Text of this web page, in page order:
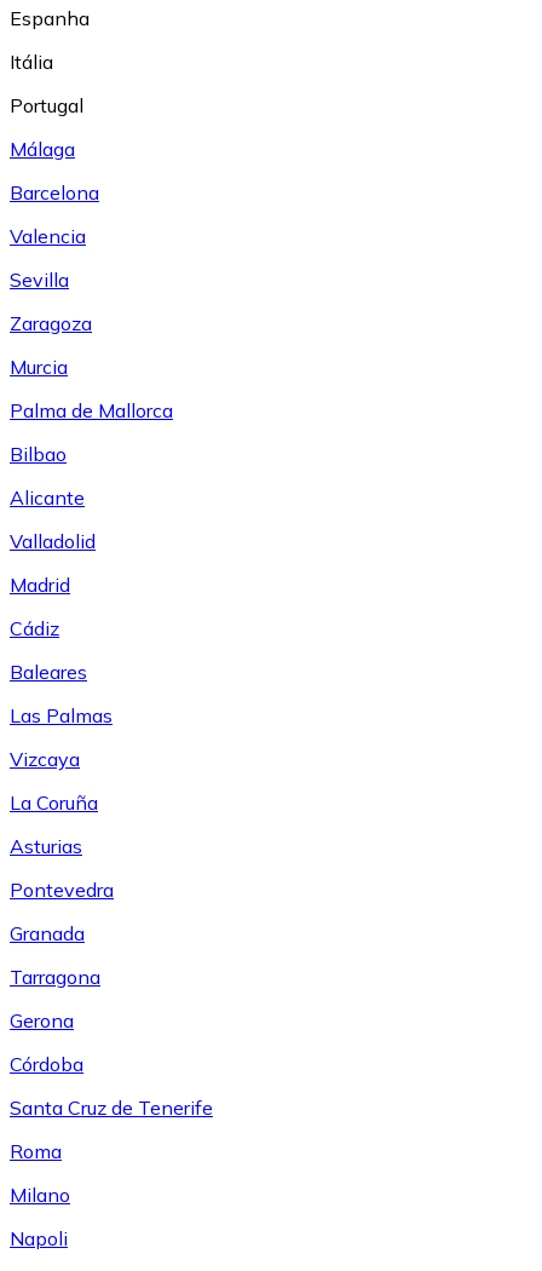
Espanha
Itália
Portugal
Málaga
Barcelona
Valencia
Sevilla
Zaragoza
Murcia
Palma de Mallorca
Bilbao
Alicante
Valladolid
Madrid
Cádiz
Baleares
Las Palmas
Vizcaya
La Coruña
Asturias
Pontevedra
Granada
Tarragona
Gerona
Córdoba
Santa Cruz de Tenerife
Roma
Milano
Napoli